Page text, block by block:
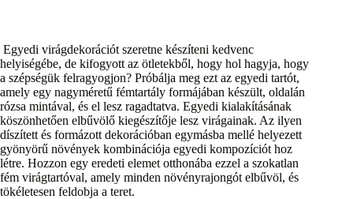
Egyedi virágdekorációt szeretne készíteni kedvenc
helyiségébe, de kifogyott az ötletekből, hogy hol hagyja, hogy
a szépségük felragyogjon? Próbálja meg ezt az egyedi tartót,
amely egy nagyméretű fémtartály formájában készült, oldalán
rózsa mintával, és el lesz ragadtatva. Egyedi kialakításának
köszönhetően elbűvölő kiegészítője lesz virágainak. Az ilyen
díszített és formázott dekorációban egymásba mellé helyezett
gyönyörű növények kombinációja egyedi kompozíciót hoz
létre. Hozzon egy eredeti elemet otthonába ezzel a szokatlan
fém virágtartóval, amely minden növényrajongót elbűvöl, és
tökéletesen feldobja a teret.